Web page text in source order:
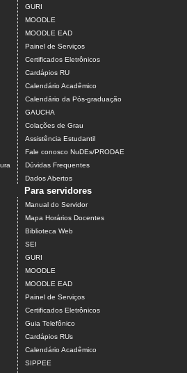
GURI
MOODLE
MOODLE EAD
Painel de Serviços
Certificados Eletrônicos
Cardápios RU
Calendário Acadêmico
Calendário da Pós-graduação
GAUCHA
Colações de Grau
Assistência Estudantil
Fale conosco NuDEs/PRODAE
Dúvidas Frequentes
Dados Abertos
Para servidores
Manual do Servidor
Mapa Horários Docentes
Biblioteca Web
SEI
GURI
MOODLE
MOODLE EAD
Painel de Serviços
Certificados Eletrônicos
Guia Telefônico
Cardápios RUs
Calendário Acadêmico
SIPPEE